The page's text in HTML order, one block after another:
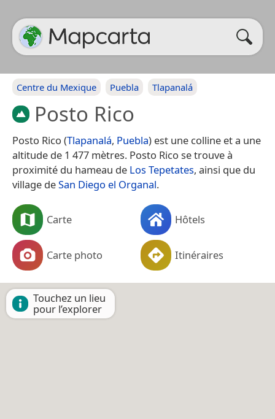
Centre du Mexique Puebla Tlapanalá
Posto Rico
Posto Rico (Tlapanalá, Puebla) est une colline et a une
altitude de 1 477 mètres. Posto Rico se trouve à
proximité du hameau de Los Tepetates, ainsi que du
village deSan Diego el Organal.
Carte Hôtels
Carte photo Itinéraires
Touchez un lieu
pour l’explorer